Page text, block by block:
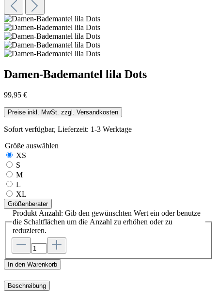
Damen-Bademantel lila Dots
99,95 €
Preise inkl. MwSt. zzgl. Versandkosten
Sofort verfügbar, Lieferzeit: 1-3 Werktage
Größe auswählen
XS
S
M
L
XL
Größenberater
Produkt Anzahl: Gib den gewünschten Wert ein oder benutze
die Schaltflächen um die Anzahl zu erhöhen oder zu
reduzieren.
In den Warenkorb
Beschreibung